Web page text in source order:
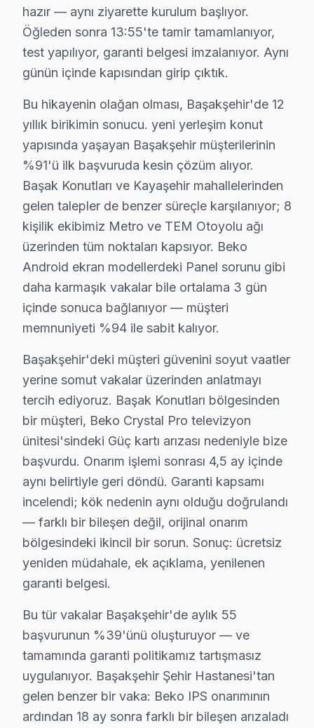
• Güç Kartı: 220 – 650 TL
• Anakart: 350 – 1.000 TL
• Panel: 2.000 – 6.000 TL
Başakşehir'de teşhis ücretsiz; onay olmadan iş
Başakşehir'de söz konusu model servis istatistik
Başakşehir Beko TV Arızaları –
Beko akıllı TV'niz sorun mu çıkarıyor?
Beko televizyonlarda sık karşılaşılan arıza türleri ve
• Başakşehir'de Siyah Ekran / Görüntü Yok: LED
• Başakşehir'de Görüntü Var Ses Yok: Ses kartı
• Başakşehir'de Kırmızı Işık Yanıp Sönüyor: Güç
• Başakşehir'de Görüntüde Şerit / Çizgiler: Panel
• Başakşehir'de Smart LED TV Donuyor: Firmware
• Başakşehir'de görüntüleme sistemi Açılmıyor:
Başakşehir bölgenizdeki Beko televizyon paneli
Başakşehir'de Beko Servis Hizmetleri
Başakşehir bölgesinde Beko ekran tamirinde
Beko VA Panel ve IPS Panel Tamiri: Beko'ın
Anakart ve Güç Kartı Onarımı: BGA reballing ve
Beko Yazılım ve Sistem Desteği: Crystal Pro,
» Başakşehir'e ve çevre mahallelere yerinde servis
Beko Servisi Garanti ve Sonrası Destek
Başakşehir Beko TV Servis Garanti Belgesi - 1 Yıl Parça
Başakşehir Beko görüntüleme sistemi düzeltme
bu TV parça güvencesi: Başakşehir servisimizde
Beko'a özgü Google Play erişim hatası arızası dahil
Yazılı taahhüt: Her Başakşehir Beko servis
7/24 Beko Destek Hattı: Başakşehir'den tamir
hazır — aynı ziyarette kurulum başlıyor.
Öğleden sonra 13:55'te tamir tamamlanıyor,
test yapılıyor, garanti belgesi imzalanıyor. Aynı
günün içinde kapısından girip çıktık.
Bu hikayenin olağan olması, Başakşehir'de 12
yıllık birikimin sonucu. yeni yerleşim konut
yapısında yaşayan Başakşehir müşterilerinin
%91'ü ilk başvuruda kesin çözüm alıyor.
Başak Konutları ve Kayaşehir mahallelerinden
gelen talepler de benzer süreçle karşılanıyor; 8
kişilik ekibimiz Metro ve TEM Otoyolu ağı
üzerinden tüm noktaları kapsıyor. Beko
Android ekran modellerdeki Panel sorunu gibi
daha karmaşık vakalar bile ortalama 3 gün
içinde sonuca bağlanıyor — müşteri
memnuniyeti %94 ile sabit kalıyor.
Başakşehir'deki müşteri güvenini soyut vaatler
yerine somut vakalar üzerinden anlatmayı
tercih ediyoruz. Başak Konutları bölgesinden
bir müşteri, Beko Crystal Pro televizyon
ünitesi'sindeki Güç kartı arızası nedeniyle bize
başvurdu. Onarım işlemi sonrası 4,5 ay içinde
aynı belirtiyle geri döndü. Garanti kapsamı
incelendi; kök nedenin aynı olduğu doğrulandı
— farklı bir bileşen değil, orijinal onarım
bölgesindeki ikincil bir sorun. Sonuç: ücretsiz
yeniden müdahale, ek açıklama, yenilenen
garanti belgesi.
Bu tür vakalar Başakşehir'de aylık 55
başvurunun %39'ünü oluşturuyor — ve
tamamında garanti politikamız tartışmasız
uygulanıyor. Başakşehir Şehir Hastanesi'tan
gelen benzer bir vaka: Beko IPS onarımının
ardından 18 ay sonra farklı bir bileşen arızaladı